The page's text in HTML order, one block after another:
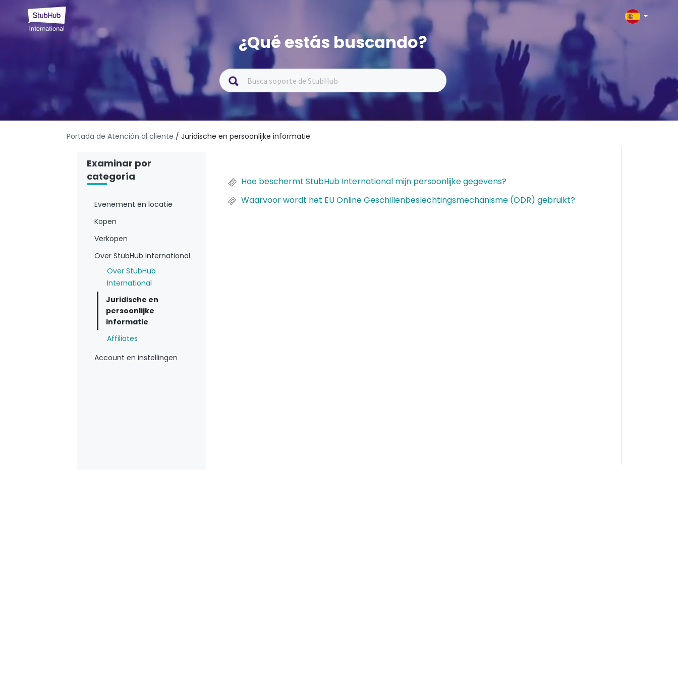
¿Qué estás buscando?
Portada de Atención al cliente / Juridische en persoonlijke informatie
Examinar por
categoría
Evenement en locatie
Kopen
Verkopen
Over StubHub International
Over StubHub
International
Juridische en
persoonlijke
informatie
Affiliates
Account en instellingen
Hoe beschermt StubHub International mijn persoonlijke gegevens?
Waarvoor wordt het EU Online Geschillenbeslechtingsmechanisme (ODR) gebruikt?